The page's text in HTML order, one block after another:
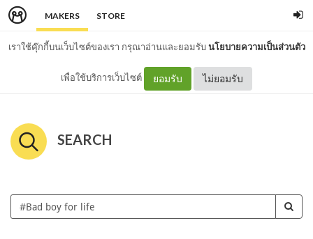
MAKERS STORE
เราใช้คุ๊กกี้บนเว็บไซต์ของเรา กรุณาอ่านและยอมรับนโยบายความเป็นส่วนตัว
เพื่อใช้บริการเว็บไซต์ ยอมรับ ไม่ยอมรับ
SEARCH